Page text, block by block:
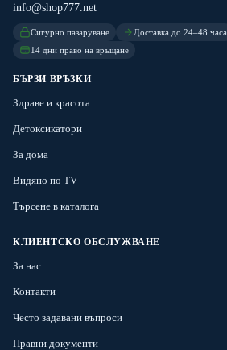
info@shop777.net
Сигурно пазаруване Доставка до 24–48 часа
14 дни право на връщане
БЪРЗИ ВРЪЗКИ
Здраве и красота
Детоксикатори
За дома
Видяно по TV
Търсене в каталога
КЛИЕНТСКО ОБСЛУЖВАНЕ
За нас
Контакти
Често задавани въпроси
Правни документи